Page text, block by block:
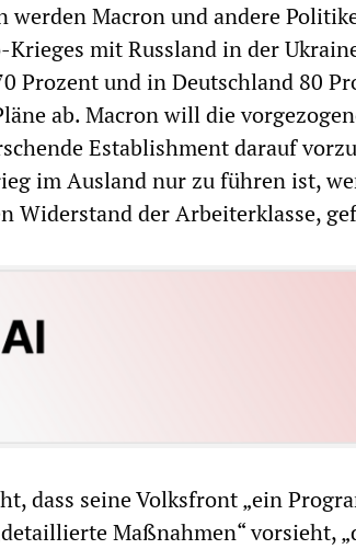
werden Macron und andere
Krieges mit Russland in der
Prozent und in Deutschland 80
ab. Macron will die
Establishment darauf
im Ausland nur zu führen ist,
Widerstand der Arbeiterklasse,
dass seine Volksfront „ein
Maßnahmen“ vorsieht,